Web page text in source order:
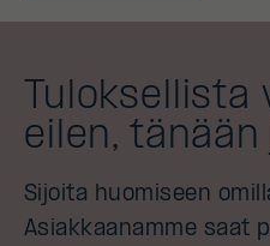
eilen,
Sijoita huomiseen
Asiakkaanamme saat